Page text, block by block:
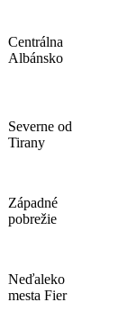
Centrálna
Albánsko
Severne od
Tirany
Západné
pobrežie
Neďaleko
mesta Fier